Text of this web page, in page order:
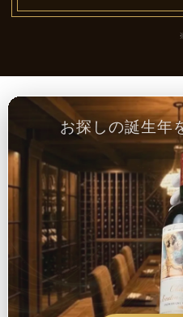
お探しの誕生年